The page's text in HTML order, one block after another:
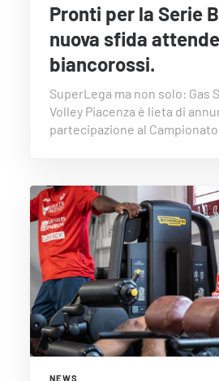
Pronti per la Serie
nuova sfida
biancorossi.
SuperLega ma non solo: Gas
Volley Piacenza è lieta di
partecipazione al Campionato
NEWS